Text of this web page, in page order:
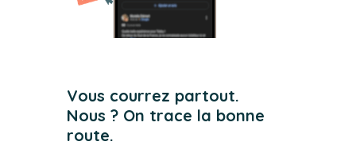
Vous courrez partout.
Nous ? On trace la bonne
route.